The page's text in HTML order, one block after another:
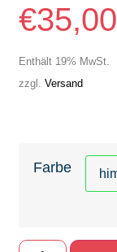
€35,00
Enthält 19% MwSt.
zzgl.Versand
Farbe